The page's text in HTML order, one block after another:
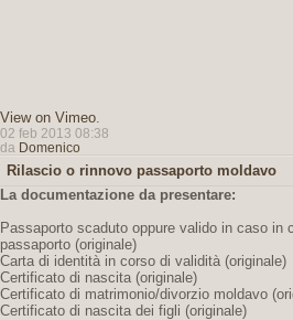
View on Vimeo.
02 feb 2013 08:38
da Domenico
Rilascio o rinnovo passaporto moldavo
La documentazione da presentare:
Passaporto scaduto oppure valido in caso in
passaporto (originale)
Carta di identità in corso di validità (originale)
Certificato di nascita (originale)
Certificato di matrimonio/divorzio moldavo
Certificato di nascita dei figli (originale)